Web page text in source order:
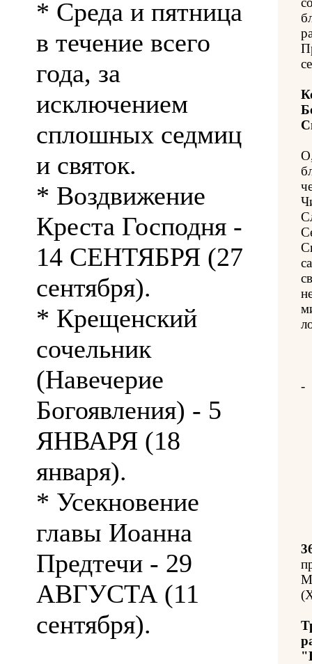
* Среда и пятница
в течение всего
года, за
исключением
сплошных седмиц
и святок.
* Воздвижение
Креста Господня -
14 СЕНТЯБРЯ (27
сентября).
* Крещенский
сочельник
(Навечерие
Богоявления) - 5
ЯНВАРЯ (18
января).
* Усекновение
главы Иоанна
Предтечи - 29
АВГУСТА (11
сентября).
-